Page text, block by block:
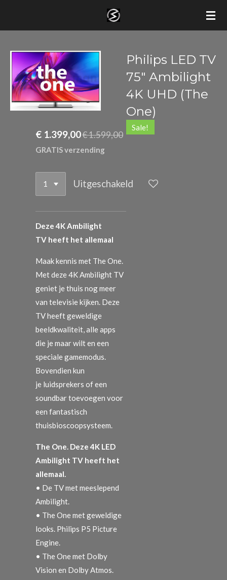
de
hoofdinhoud
Philips LED TV
75" Ambilight
4K UHD (The
One)
Sale!
€ 1.399,00€ 1.599,00
GRATIS verzending
Uitgeschakeld
Deze 4K Ambilight
TV heeft het allemaal
Maak kennis met The One.
Met deze 4K Ambilight TV
geniet je thuis nog meer
van televisie kijken. Deze
TV heeft geweldige
beeldkwaliteit, alle apps
die je maar wilt en een
speciale gamemodus.
Bovendien kun
je luidsprekers of een
soundbar toevoegen voor
een fantastisch
thuisbioscoopsysteem.
The One. Deze 4K LED
Ambilight TV heeft het
allemaal.
• De TV met meeslepend
Ambilight.
• The One met geweldige
looks. Philips P5 Picture
Engine.
• The One met Dolby
Vision en Dolby Atmos.